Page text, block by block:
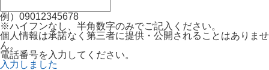
例）09012345678
※ハイフンなし、半角数字のみでご記入ください。
個人情報は承諾なく第三者に提供・公開されることはありませ
ん。
電話番号を入力してください。
入力しました